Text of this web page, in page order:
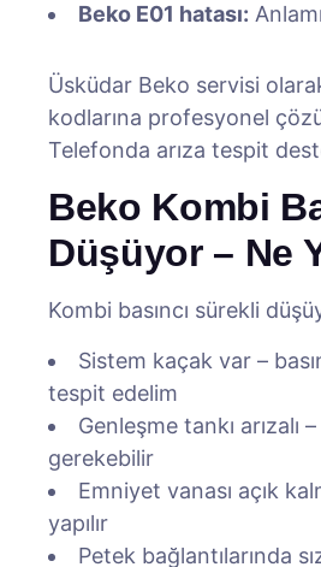
Beko E01 hatası:
Üsküdar Beko servisi
kodlarına profesyonel
Telefonda arıza tespit
Beko Kombi
Düşüyor – Ne
Kombi basıncı sürekli
Sistem kaçak var –
tespit edelim
Genleşme tankı arızalı
gerekebilir
Emniyet vanası açık
yapılır
Petek bağlantılarında